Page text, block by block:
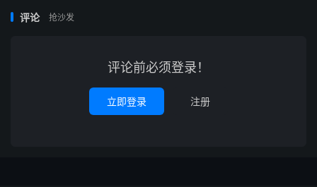
评论 抢沙发
评论前必须登录！
立即登录 注册